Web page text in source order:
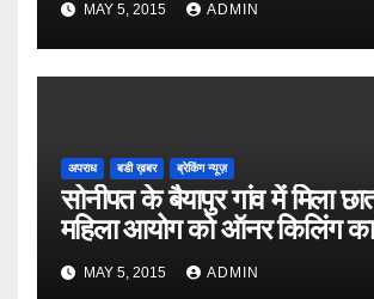
MAY 5, 2015 ADMIN
अपराध बडी ख़बर ब्रेकिंग न्यूज़
सोनीपत के बैयापुर गांव में मिला
महिला आयोग को ऑनर किलिंग
MAY 5, 2015 ADMIN